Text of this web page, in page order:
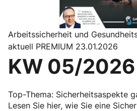
Arbeitssicherheit und
aktuell PREMIUM 23.01.2026
KW 05/2026
Top-Thema: Sicherheitsaspekte
Lesen Sie hier, wie Sie eine